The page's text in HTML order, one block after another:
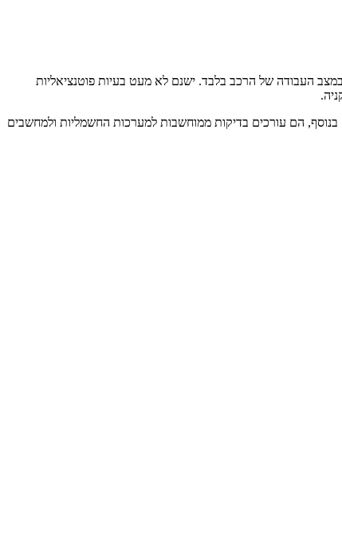
העבודה של הרכב בלבד. ישנם לא מעט בעיות פוטנציאליות
הם עורכים בדיקות ממוחשבות למערכות החשמליות ולמחשבים